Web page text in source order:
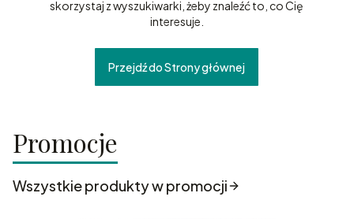
skorzystaj z wyszukiwarki, żeby znaleźć to, co Cię
interesuje.
Przejdź do Strony głównej
Promocje
Wszystkie produkty w promocji